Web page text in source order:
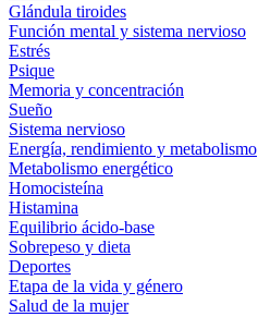
Glándula tiroides
Función mental y sistema nervioso
Estrés
Psique
Memoria y concentración
Sueño
Sistema nervioso
Energía, rendimiento y metabolismo
Metabolismo energético
Homocisteína
Histamina
Equilibrio ácido-base
Sobrepeso y dieta
Deportes
Etapa de la vida y género
Salud de la mujer